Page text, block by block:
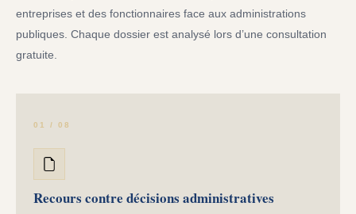
entreprises et des fonctionnaires face aux administrations
publiques. Chaque dossier est analysé lors d’une consultation
gratuite.
01 / 08
Recours contre décisions administratives